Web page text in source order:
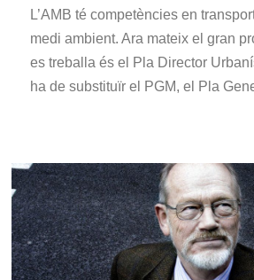
L’AMB té competències en
medi ambient. Ara mateix el gran
es treballa és el Pla Director
ha de substituïr el PGM, el Pla